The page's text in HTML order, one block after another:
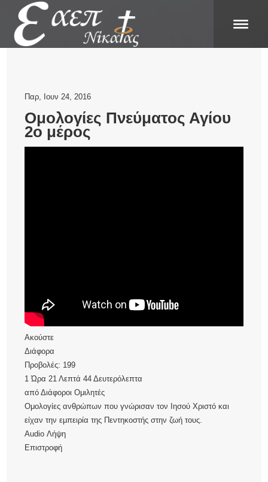
Παρ, Ιουν 24, 2016
Ομολογίες Πνεύματος Αγίου
2o μέρος
Ακούστε
Διάφορα
Προβολές: 199
1 Ώρα 21 Λεπτά 44 Δευτερόλεπτα
απόΔιάφοροι Ομιλητές
Ομολογίες ανθρώπων που γνώρισαν τον Ιησού Χριστό και
είχαν την εμπειρία της Πεντηκοστής στην ζωή τους.
Audio Λήψη
Επιστροφή